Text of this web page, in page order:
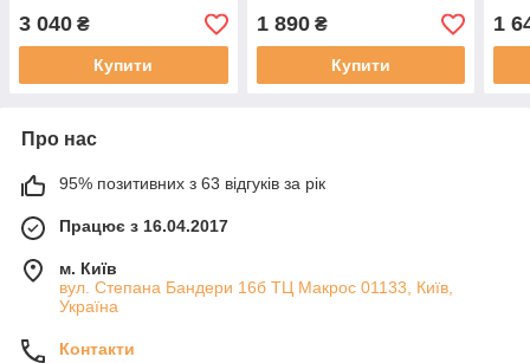
3 040 ₴
Купити
1 890₴
Купити
1
Про нас
95% позитивних з 63 відгуків за рік
Працює з 16.04.2017
м. Київ
вул. Степана Бандери 16б ТЦ Макрос 01133, Київ,
Україна
Контакти